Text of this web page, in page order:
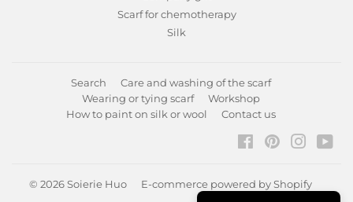
Scarf for chemotherapy
Silk
Search
Care and washing of the scarf
Wearing or tying scarf
Workshop
How to paint on silk or wool
Contact us
FacebookPinterest
© 2026Soierie Huo E-commerce powered by Shopify